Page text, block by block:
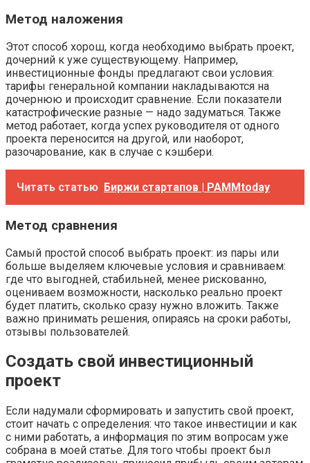
Метод наложения
Этот способ хорош, когда необходимо выбрать проект,
дочерний к уже существующему. Например,
инвестиционные фонды предлагают свои условия:
тарифы генеральной компании накладываются на
дочернюю и происходит сравнение. Если показатели
катастрофические разные — надо задуматься. Также
метод работает, когда успех руководителя от одного
проекта переносится на другой, или наоборот,
разочарование, как в случае с кэшбери.
Читать статью Биржи стартапов | PAMMtoday
Метод сравнения
Самый простой способ выбрать проект: из пары или
больше выделяем ключевые условия и сравниваем:
где что выгодней, стабильней, менее рискованно,
оцениваем возможности, насколько реально проект
будет платить, сколько сразу нужно вложить. Также
важно принимать решения, опираясь на сроки работы,
отзывы пользователей.
Создать свой инвестиционный
проект
Если надумали сформировать и запустить свой проект,
стоит начать с определения: что такое инвестиции и как
с ними работать, а информация по этим вопросам уже
собрана в моей статье. Для того чтобы проект был